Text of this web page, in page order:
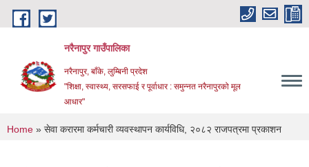
Skip to main content
नरैनापुर गाउँपालिका
नरैनापुर, बाँके, लुम्बिनी प्रदेश
"शिक्षा, स्वास्थ्य, सरसफाई र पूर्वाधार : समुन्नत नरैनापुरको मूल
आधार"
You are here
Home » सेवा करारमा कर्मचारी व्यवस्थापन कार्यविधि, २०८२ राजपत्रमा प्रकाशन